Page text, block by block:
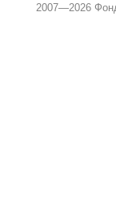
2007—2026